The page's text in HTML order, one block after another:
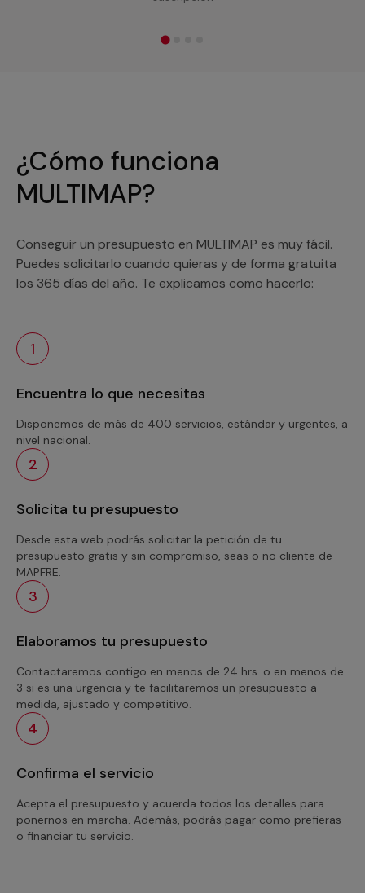
¿Cómo funciona
MULTIMAP?
Conseguir un presupuesto en MULTIMAP es muy fácil.
Puedes solicitarlo cuando quieras y de forma gratuita
los 365 días del año. Te explicamos como hacerlo:
1
Encuentra lo que necesitas
Disponemos de más de 400 servicios, estándar y urgentes, a
nivel nacional.
2
Solicita tu presupuesto
Desde esta web podrás solicitar la petición de tu
presupuesto gratis y sin compromiso, seas o no cliente de
MAPFRE.
3
Elaboramos tu presupuesto
Contactaremos contigo en menos de 24 hrs. o en menos de
3 si es una urgencia y te facilitaremos un presupuesto a
medida, ajustado y competitivo.
4
Confirma el servicio
Acepta el presupuesto y acuerda todos los detalles para
ponernos en marcha. Además, podrás pagar como prefieras
o financiar tu servicio.